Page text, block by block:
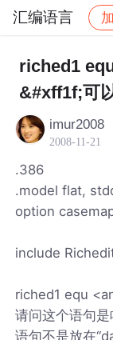
汇编语言
社区 汇编语
riched1
&#xff1f;可
imur2008
2008-11-21
.386
.model flat,
option
include
riched1 equ
请问这个语句
语句不是放在